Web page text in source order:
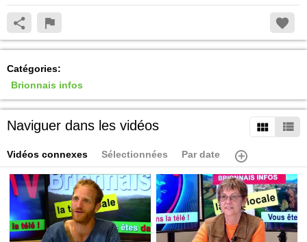
Catégories:
Brionnais infos
Naviguer dans les vidéos
Vidéos connexes Sélectionnées Par date